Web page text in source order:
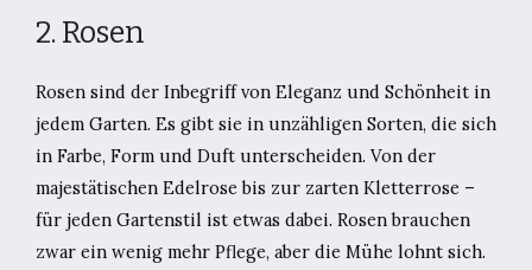
2. Rosen
Rosen sind der Inbegriff von Eleganz und Schönheit in
jedem Garten. Es gibt sie in unzähligen Sorten, die sich
in Farbe, Form und Duft unterscheiden. Von der
majestätischen Edelrose bis zur zarten Kletterrose –
für jeden Gartenstil ist etwas dabei. Rosen brauchen
zwar ein wenig mehr Pflege, aber die Mühe lohnt sich.